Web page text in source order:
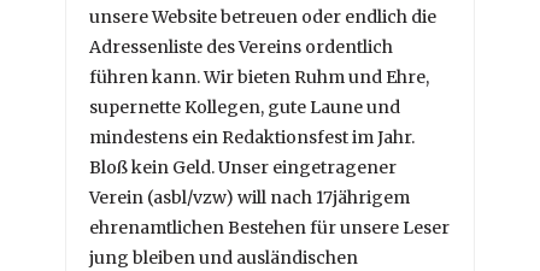
unsere Website betreuen oder endlich die
Adressenliste des Vereins ordentlich
führen kann. Wir bieten Ruhm und Ehre,
supernette Kollegen, gute Laune und
mindestens ein Redaktionsfest im Jahr.
Bloß kein Geld. Unser eingetragener
Verein (asbl/vzw) will nach 17jährigem
ehrenamtlichen Bestehen für unsere Leser
jung bleiben und ausländischen